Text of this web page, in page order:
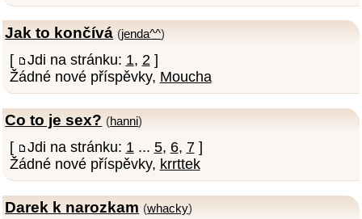
Jak to končívá (jenda^^)
[ Jdi na stránku: 1, 2]
Žádné nové příspěvky, Moucha
Co to je sex? (hanni)
[ Jdi na stránku: 1... 5, 6, 7]
Žádné nové příspěvky, krrttek
Darek k narozkam (whacky)